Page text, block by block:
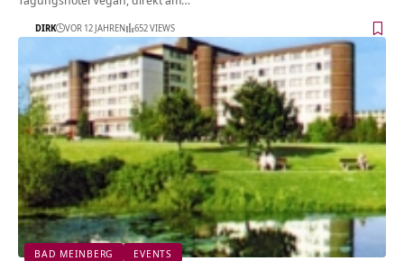
DIRK VOR 12 JAHREN 652 VIEWS
BAD MEINBERG EVENTS